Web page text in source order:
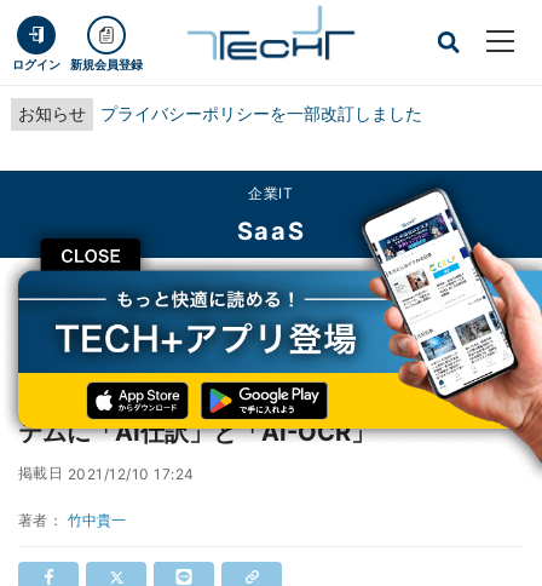
ログイン 新規会員登録
お知らせ プライバシーポリシーを一部改訂しました
CLOSE
企業IT
SaaS
TECH+ 企業IT
SaaS
ミロク情報サービス、会計事務所向けERPシステムに「AI仕訳」と「AI-OCR」
ミロク情報サービス、会計事務所向けERPシス
テムに「AI仕訳」と「AI-OCR」
掲載日 2021/12/10 17:24
著者： 竹中貴一